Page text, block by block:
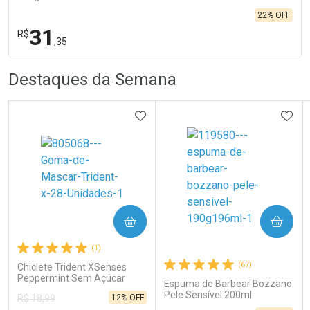
R$31 ,35
22% OFF
Laboratório
Comprar sem Desconto
Por R$ 31,35/cada
Por Menos
Comprar sem Desconto
Por R$ 31,35/cada
Destaques da Semana
(1)
Chiclete Trident XSenses
Peppermint Sem Açúcar
R$ 18,99
12% OFF
ADICIONAR AOS FAVORITOS
COMPRAR
(67)
Espuma de Barbear Bozzano
Pele Sensível 200ml
COMPRAR